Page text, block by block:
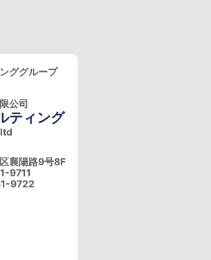
ググループ
公司
ティング
襄陽路9号8F
9711
9722